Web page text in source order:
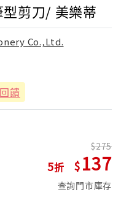
剪刀/ 美樂蒂
Co.,Ltd.
饋
5
275
137
查詢門市庫存